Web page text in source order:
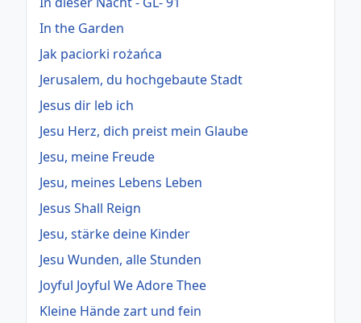
In the Garden
Jak paciorki rożańca
Jerusalem, du hochgebaute Stadt
Jesus dir leb ich
Jesu Herz, dich preist mein Glaube
Jesu, meine Freude
Jesu, meines Lebens Leben
Jesus Shall Reign
Jesu, stärke deine Kinder
Jesu Wunden, alle Stunden
Joyful Joyful We Adore Thee
Kleine Hände zart und fein